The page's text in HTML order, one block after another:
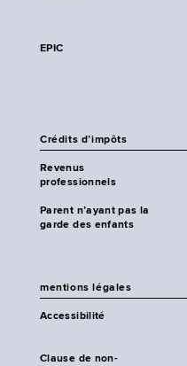
EPIC
Crédits d’impôts
Revenus
professionnels
Parent n’ayant pas la
garde des enfants
mentions légales
Accessibilité
Clause de non-